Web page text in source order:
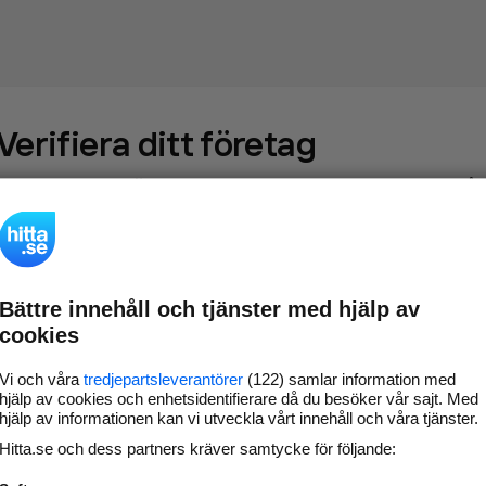
ditt företag
som69 552företag - ta kontroll över din företagssida på
hitta.se och syns bättre mot kunder i ditt närområde. Helt
kostnadsfritt.
Uppdatera din
företagsinformation
Svara på och hantera dina
Gå vidare
Bättre innehåll och tjänster med hjälp av
cookies
Vi och våra tredjepartsleverantörer (122) samlar information med
hjälp av cookies och enhetsidentifierare då du besöker vår sajt. Med
hjälp av informationen kan vi utveckla vårt innehåll och våra tjänster.
Hitta.se och dess partners kräver samtycke för följande: